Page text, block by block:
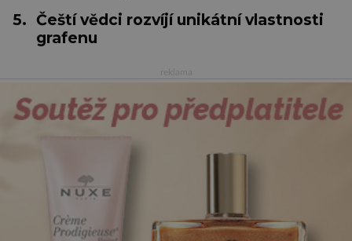
5. Čeští vědci rozvíjí unikátní vlastnosti
grafenu